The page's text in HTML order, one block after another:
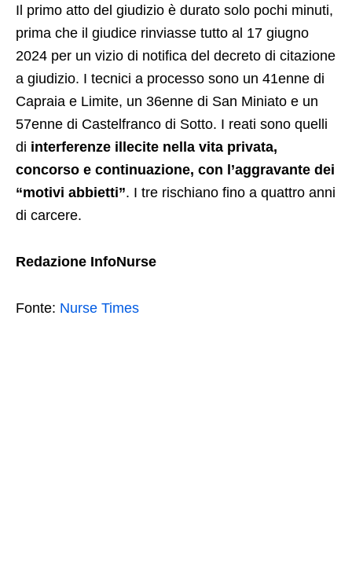
Il primo atto del giudizio è durato solo pochi minuti,
prima che il giudice rinviasse tutto al 17 giugno
2024 per un vizio di notifica del decreto di citazione
a giudizio. I tecnici a processo sono un 41enne di
Capraia e Limite, un 36enne di San Miniato e un
57enne di Castelfranco di Sotto. I reati sono quelli
di interferenze illecite nella vita privata,
concorso e continuazione, con l’aggravante dei
“motivi abbietti”. I tre rischiano fino a quattro anni
di carcere.
Redazione InfoNurse
Fonte: Nurse Times